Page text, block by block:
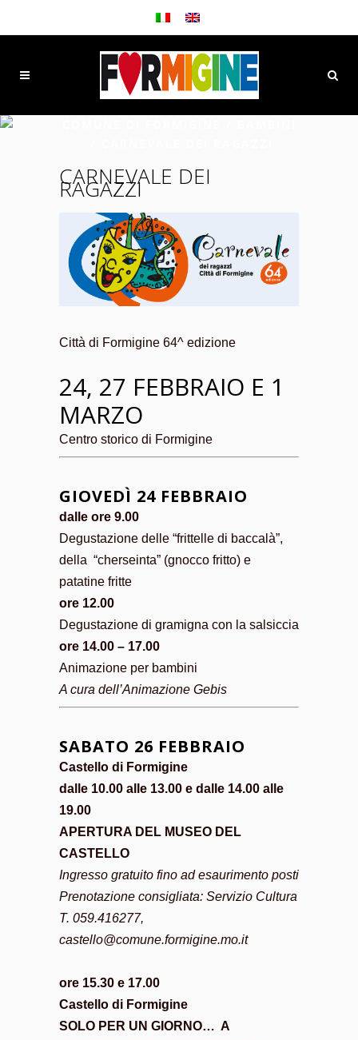
CARNEVALE DEI
RAGAZZI
Città di Formigine 64^ edizione
24, 27 FEBBRAIO E 1
MARZO
Centro storico di Formigine
GIOVEDÌ 24 FEBBRAIO
dalle ore 9.00
Degustazione delle “frittelle di baccalà”,
della “cherseinta” (gnocco fritto) e
patatine fritte
ore 12.00
Degustazione di gramigna con la salsiccia
ore 14.00 – 17.00
Animazione per bambini
A cura dell’Animazione Gebis
SABATO 26 FEBBRAIO
Castello di Formigine
dalle 10.00 alle 13.00 e dalle 14.00 alle
19.00
APERTURA DEL MUSEO DEL
CASTELLO
Ingresso gratuito fino ad esaurimento posti
Prenotazione consigliata: Servizio Cultura
T. 059.416277,
castello@comune.formigine.mo.it
ore 15.30 e 17.00
Castello di Formigine
SOLO PER UN GIORNO… A